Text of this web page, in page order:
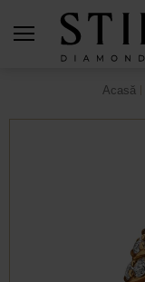
Acasă